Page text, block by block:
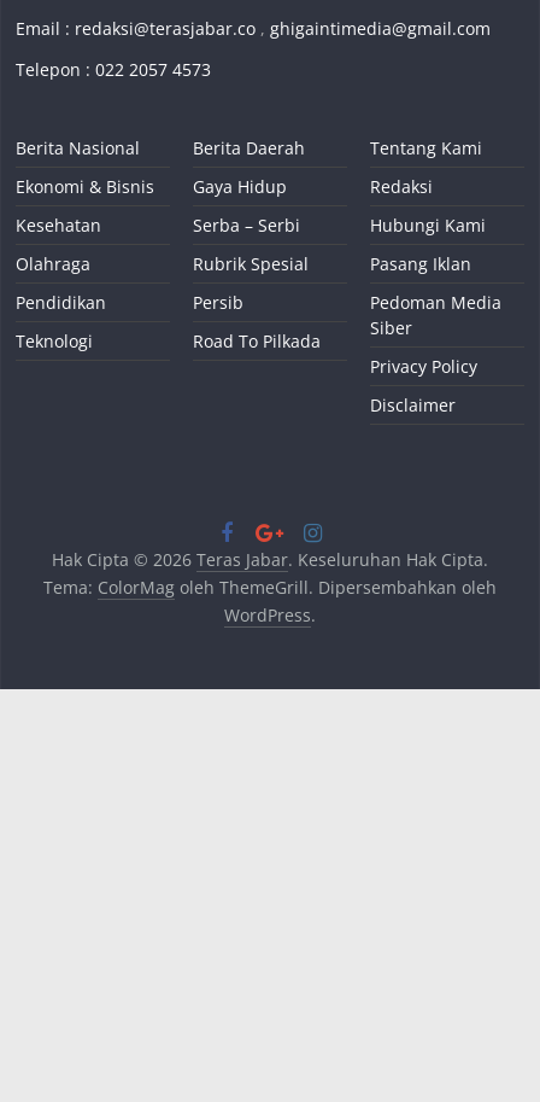
Email : redaksi@terasjabar.co ,ghigaintimedia@gmail.com
Telepon : 022 2057 4573
Berita Nasional
Ekonomi & Bisnis
Kesehatan
Olahraga
Pendidikan
Teknologi
Berita Daerah
Gaya Hidup
Serba – Serbi
Rubrik Spesial
Persib
Road To Pilkada
Tentang Kami
Redaksi
Hubungi Kami
Pasang Iklan
Pedoman Media
Siber
Privacy Policy
Disclaimer
Hak Cipta © 2026 Teras Jabar. Keseluruhan Hak Cipta.
Tema: ColorMagoleh ThemeGrill. Dipersembahkan oleh
WordPress.